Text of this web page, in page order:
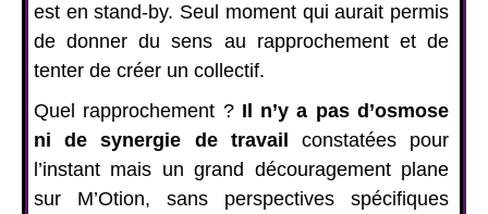
est en stand-by. Seul moment qui aurait permis
de donner du sens au rapprochement et de
tenter de créer un collectif.
Quel rapprochement ? Il n’y a pas d’osmose
ni de synergie de travail constatées pour
l’instant mais un grand découragement plane
sur M’Otion, sans perspectives spécifiques